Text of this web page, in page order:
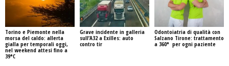
Torino e Piemonte nella
morsa del caldo: allerta
gialla per temporali oggi,
nel weekend attesi fino a
39°C
Grave incidente in galleria
sull’A32 a Exilles: auto
contro tir
Odontoiatria di qualità con
Salzano Tirone: trattamento
a 360° per ogni paziente